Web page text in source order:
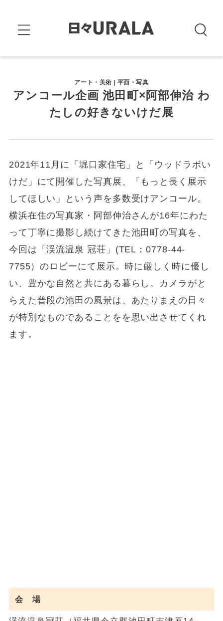
アート・美術 | 平面・写真
アンコール企画 池田町×阿部伸治 わ
たしの好きないけだ展
2021年11月に「堀口家住宅」と「ウッドラボい
けだ」にて開催した写真展、「もっと長く展示
してほしい」という声を多数受けアンコール。
横浜在住の写真家・阿部伸治さんが16年にわた
って丁寧に撮影し続けてきた池田町の写真を、
今回は「渓流温泉 冠荘」(TEL：0778-44-
7755）のロビーにて展示。時に厳しく時に優し
い、豊かな自然と共にある暮らし。カメラがと
らえた普段の池田の風景は、あたりまえの日々
が特別なものであることをを思い出させてくれ
ます。
会 場